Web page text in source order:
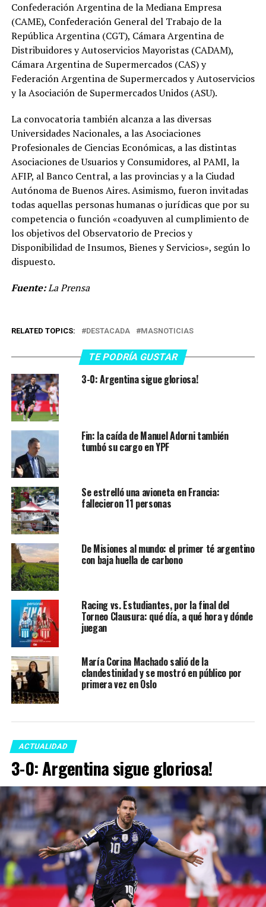
Confederación Argentina de la Mediana Empresa
(CAME), Confederación General del Trabajo de la
República Argentina (CGT), Cámara Argentina de
Distribuidores y Autoservicios Mayoristas (CADAM),
Cámara Argentina de Supermercados (CAS) y
Federación Argentina de Supermercados y Autoservicios
y la Asociación de Supermercados Unidos (ASU).
La convocatoria también alcanza a las diversas
Universidades Nacionales, a las Asociaciones
Profesionales de Ciencias Económicas, a las distintas
Asociaciones de Usuarios y Consumidores, al PAMI, la
AFIP, al Banco Central, a las provincias y a la Ciudad
Autónoma de Buenos Aires. Asimismo, fueron invitadas
todas aquellas personas humanas o jurídicas que por su
competencia o función «coadyuven al cumplimiento de
los objetivos del Observatorio de Precios y
Disponibilidad de Insumos, Bienes y Servicios», según lo
dispuesto.
Fuente:La Prensa
RELATED TOPICS: DESTACADA MASNOTICIAS
TE PODRÍA GUSTAR
3-0: Argentina sigue gloriosa!
Fin: la caída de Manuel Adorni también
tumbó su cargo en YPF
Se estrelló una avioneta en Francia:
fallecieron 11 personas
De Misiones al mundo: el primer té argentino
con baja huella de carbono
Racing vs. Estudiantes, por la final del
Torneo Clausura: qué día, a qué hora y dónde
juegan
María Corina Machado salió de la
clandestinidad y se mostró en público por
primera vez en Oslo
ACTUALIDAD
3-0: Argentina sigue gloriosa!